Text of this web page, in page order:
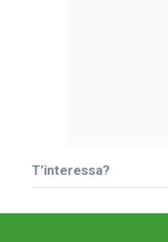
T’interessa?